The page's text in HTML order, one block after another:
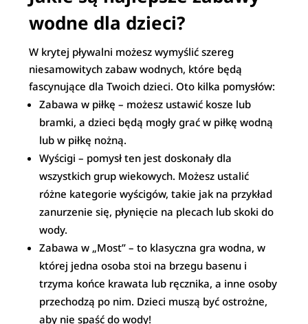
wodne dla dzieci?
W krytej pływalni możesz wymyślić szereg
niesamowitych zabaw wodnych, które będą
fascynujące dla Twoich dzieci. Oto kilka pomysłów:
Zabawa w piłkę – możesz ustawić kosze lub
bramki, a dzieci będą mogły grać w piłkę wodną
lub w piłkę nożną.
Wyścigi – pomysł ten jest doskonały dla
wszystkich grup wiekowych. Możesz ustalić
różne kategorie wyścigów, takie jak na przykład
zanurzenie się, płynięcie na plecach lub skoki do
wody.
Zabawa w „Most” – to klasyczna gra wodna, w
której jedna osoba stoi na brzegu basenu i
trzyma końce krawata lub ręcznika, a inne osoby
przechodzą po nim. Dzieci muszą być ostrożne,
aby nie spaść do wody!